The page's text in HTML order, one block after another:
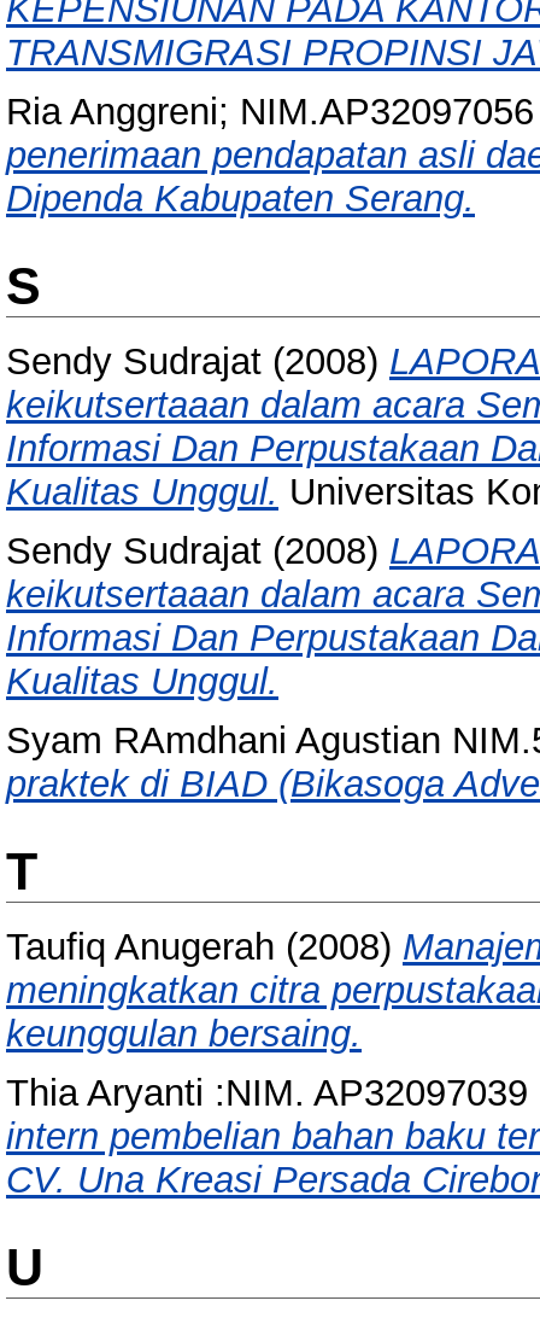
KEPENSIUNAN PADA
TRANSMIGRASI PROPINSI
Ria Anggreni; NIM.AP32097056
penerimaan pendapatan asli
Dipenda Kabupaten Serang.
S
Sendy Sudrajat (2008)
keikutsertaaan dalam acara
Informasi Dan Perpustakaan
Kualitas Unggul. Universitas
Sendy Sudrajat (2008)
keikutsertaaan dalam acara
Informasi Dan Perpustakaan
Kualitas Unggul.
Syam RAmdhani Agustian
praktek di BIAD (Bikasoga
T
Taufiq Anugerah (2008)
meningkatkan citra
keunggulan bersaing.
Thia Aryanti :NIM. AP32097039
intern pembelian bahan baku
CV. Una Kreasi Persada
U